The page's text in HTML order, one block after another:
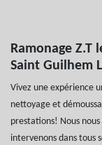
Ramonage Z.T
Saint Guilhem
Vivez une expérience
nettoyage et
prestations! Nous
intervenons dans tous